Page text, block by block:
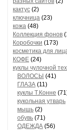
кактус (2)
ключница (23)
кожа (48)
Коллекция фонов
Коробочки (173)
косметика для
КОФЕ (24)
куклы чулочной
ВОЛОСЫ (41)
ГЛАЗА (11)
куклы Т.Конне
кукольная утварь
мышь (2)
обувь (71)
ОДЕЖДА (56)